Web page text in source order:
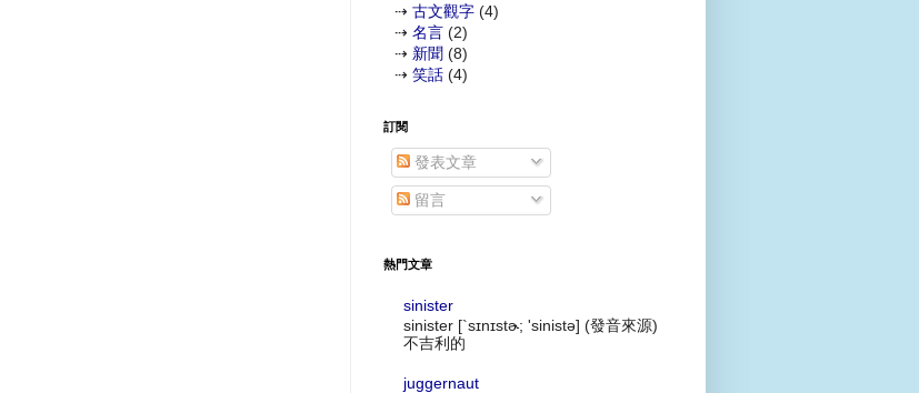
⇢ 古文觀字 (4)
⇢ 名言 (2)
⇢ 新聞 (8)
⇢ 笑話 (4)
訂閱
發表文章
留言
熱門文章
sinister
sinister [`sɪnɪstɚ; 'sinistə] (發音來源)
不吉利的
juggernaut